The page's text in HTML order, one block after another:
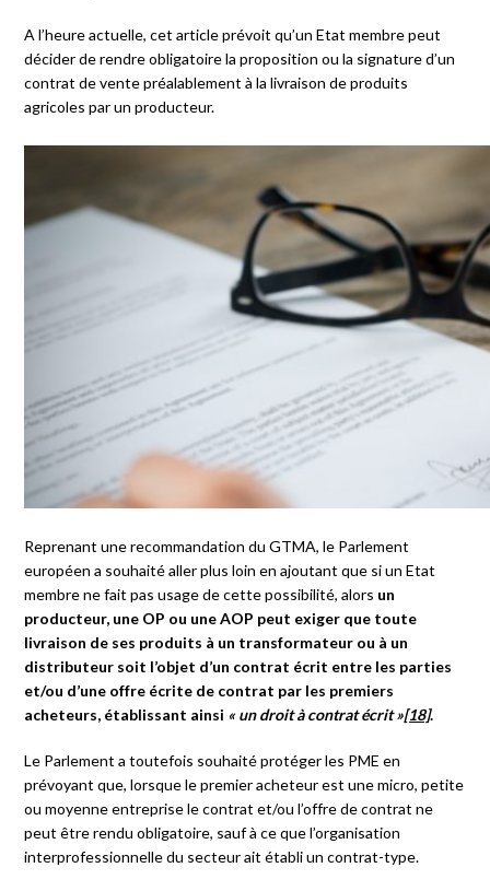
A l’heure actuelle, cet article prévoit qu’un Etat membre peut
décider de rendre obligatoire la proposition ou la signature d’un
contrat de vente préalablement à la livraison de produits
agricoles par un producteur.
Reprenant une recommandation du GTMA, le Parlement
européen a souhaité aller plus loin en ajoutant que si un Etat
membre ne fait pas usage de cette possibilité, alors un
producteur, une OP ou une AOP peut exiger que toute
livraison de ses produits à un transformateur ou à un
distributeur soit l’objet d’un contrat écrit entre les parties
et/ou d’une offre écrite de contrat par les premiers
acheteurs, établissant ainsi « un droit à contrat écrit »[18].
Le Parlement a toutefois souhaité protéger les PME en
prévoyant que, lorsque le premier acheteur est une micro, petite
ou moyenne entreprise le contrat et/ou l’offre de contrat ne
peut être rendu obligatoire, sauf à ce que l’organisation
interprofessionnelle du secteur ait établi un contrat-type.